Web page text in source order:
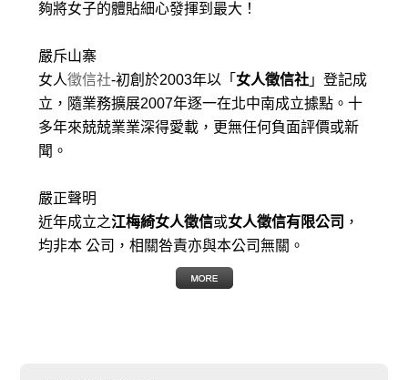
夠將女子的體貼細心發揮到最大 ！
嚴斥山寨
女人徵信社-初創於2003年以「 女人徵信社 」登記成
立，隨業務擴展2007年逐一在北中南成立據點。十
多年來兢兢業業深得愛載，更無任何負面評價或新
聞。
嚴正聲明
近年成立之江梅綺女人徵信或女人徵信有限公司 ，
均非本 公司，相關咎責亦與本公司無關。